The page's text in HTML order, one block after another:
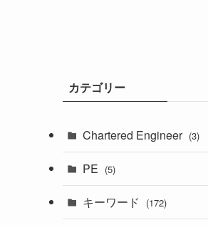
カテゴリー
Chartered Engineer (3)
PE (5)
キーワード (172)